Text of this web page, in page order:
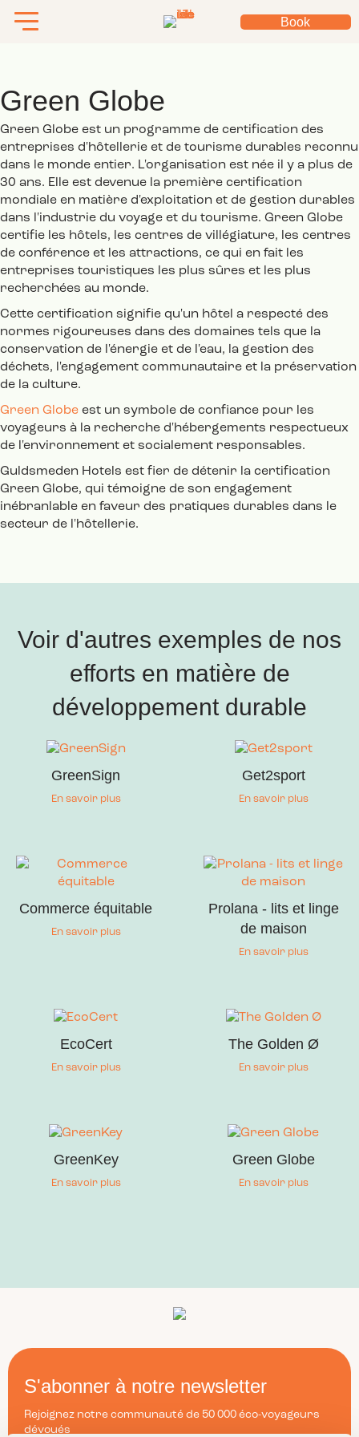
Book
Green Globe
Green Globe est un programme de certification des
entreprises d'hôtellerie et de tourisme durables reconnu
dans le monde entier. L'organisation est née il y a plus de
30 ans. Elle est devenue la première certification
mondiale en matière d'exploitation et de gestion durables
dans l'industrie du voyage et du tourisme. Green Globe
certifie les hôtels, les centres de villégiature, les centres
de conférence et les attractions, ce qui en fait les
entreprises touristiques les plus sûres et les plus
recherchées au monde.
Cette certification signifie qu'un hôtel a respecté des
normes rigoureuses dans des domaines tels que la
conservation de l'énergie et de l'eau, la gestion des
déchets, l'engagement communautaire et la préservation
de la culture.
Green Globe est un symbole de confiance pour les
voyageurs à la recherche d'hébergements respectueux
de l'environnement et socialement responsables.
Guldsmeden Hotels est fier de détenir la certification
Green Globe, qui témoigne de son engagement
inébranlable en faveur des pratiques durables dans le
secteur de l'hôtellerie.
Voir d'autres exemples de nos
efforts en matière de
développement durable
GreenSign
En savoir plus
Get2sport
En savoir plus
Commerce équitable
En savoir plus
Prolana - lits et linge
de maison
En savoir plus
EcoCert
En savoir plus
The Golden Ø
En savoir plus
GreenKey
En savoir plus
Green Globe
En savoir plus
S'abonner à notre newsletter
Rejoignez notre communauté de 50 000 éco-voyageurs
dévoués